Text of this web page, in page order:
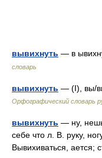
вывихнуть — в
словарь
вывихнуть — (I), вы/
Орфографический словарь
вывихнуть — ну,
себе что л. В. руку,
Вывихиваться, ается;